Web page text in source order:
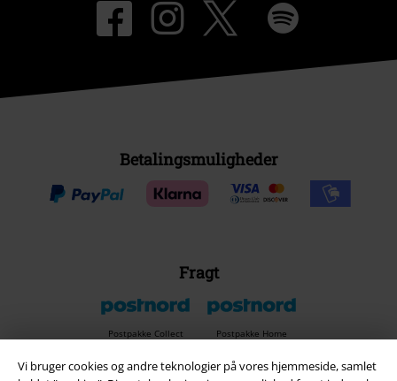
Vi bruger cookies og andre teknologier på vores hjemmeside, samlet
Betalingsmuligheder
Fragt
Postpakke Collect Postpakke Home